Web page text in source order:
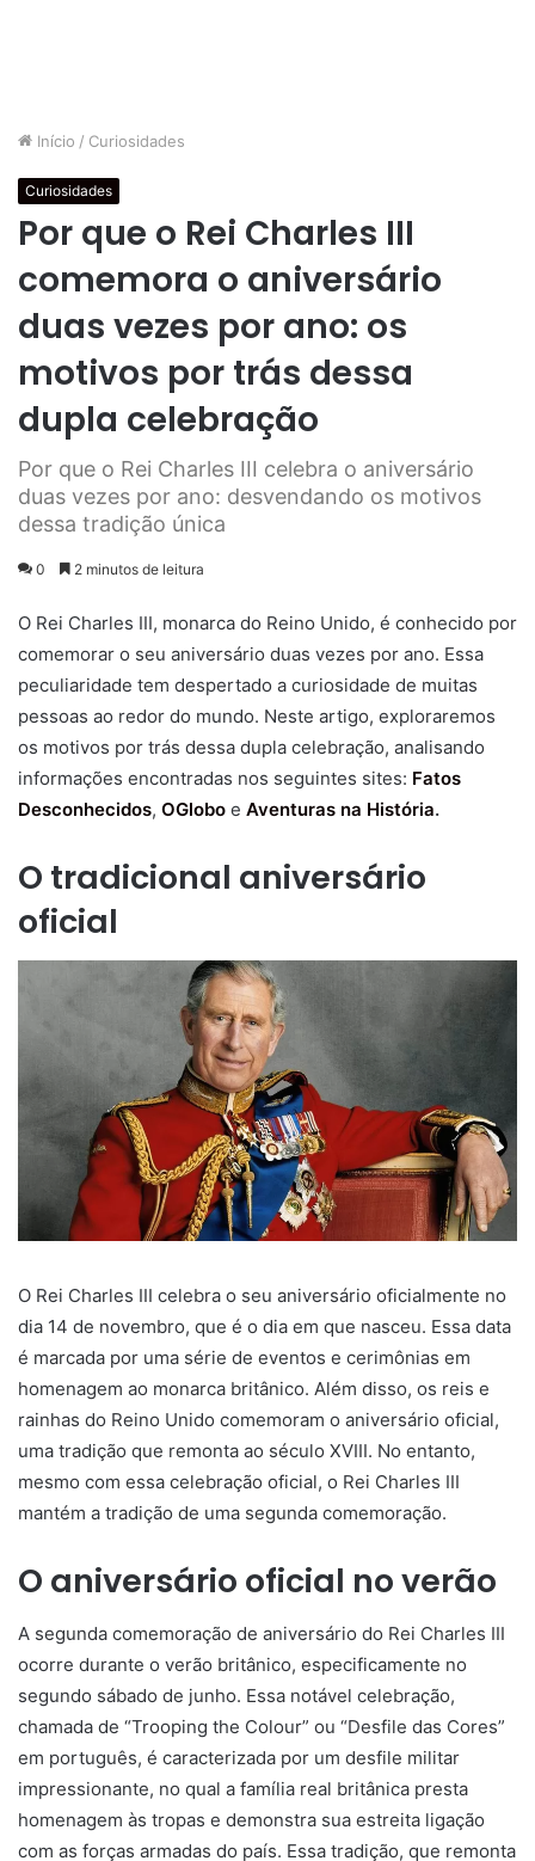
Início / Curiosidades
Curiosidades
Por que o Rei Charles III
comemora o aniversário
duas vezes por ano: os
motivos por trás dessa
dupla celebração
Por que o Rei Charles III celebra o aniversário
duas vezes por ano: desvendando os motivos
dessa tradição única
0 2 minutos de leitura
O Rei Charles III, monarca do Reino Unido, é conhecido por
comemorar o seu aniversário duas vezes por ano. Essa
peculiaridade tem despertado a curiosidade de muitas
pessoas ao redor do mundo. Neste artigo, exploraremos
os motivos por trás dessa dupla celebração, analisando
informações encontradas nos seguintes sites: Fatos
Desconhecidos, OGlobo e Aventuras na História.
O tradicional aniversário
oficial
O Rei Charles III celebra o seu aniversário oficialmente no
dia 14 de novembro, que é o dia em que nasceu. Essa data
é marcada por uma série de eventos e cerimônias em
homenagem ao monarca britânico. Além disso, os reis e
rainhas do Reino Unido comemoram o aniversário oficial,
uma tradição que remonta ao século XVIII. No entanto,
mesmo com essa celebração oficial, o Rei Charles III
mantém a tradição de uma segunda comemoração.
O aniversário oficial no verão
A segunda comemoração de aniversário do Rei Charles III
ocorre durante o verão britânico, especificamente no
segundo sábado de junho. Essa notável celebração,
chamada de “Trooping the Colour” ou “Desfile das Cores”
em português, é caracterizada por um desfile militar
impressionante, no qual a família real britânica presta
homenagem às tropas e demonstra sua estreita ligação
com as forças armadas do país. Essa tradição, que remonta